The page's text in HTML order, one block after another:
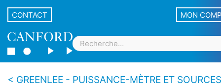
CONTACT MON
GREENLEE - PUISSANCE-MÈTRE ET SOURCES LUMINEUSES